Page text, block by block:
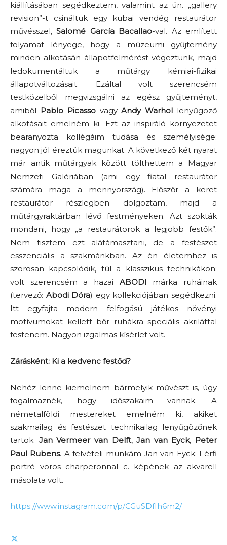
kiállításában segédkeztem, valamint az ún. „gallery
revision”-t csináltuk egy kubai vendég restaurátor
művésszel,Salomé García Bacallao-val. Az említett
folyamat lényege, hogy a múzeumi gyűjtemény
minden alkotásán állapotfelmérést végeztünk, majd
ledokumentáltuk a műtárgy kémiai-fizikai
állapotváltozásait. Ezáltal volt szerencsém
testközelből megvizsgálni az egész gyűjteményt,
amiből Pablo PicassovagyAndy Warhol lenyűgöző
alkotásait emelném ki. Ezt az inspiráló környezetet
bearanyozta kollégáim tudása és személyisége:
nagyon jól éreztük magunkat. A következő két nyarat
már antik műtárgyak között tölthettem a Magyar
Nemzeti Galériában (ami egy fiatal restaurátor
számára maga a mennyország). Előszőr a keret
restaurátor részlegben dolgoztam, majd a
műtárgyraktárban lévő festményeken. Azt szokták
mondani, hogy „a restaurátorok a legjobb festők”.
Nem tisztem ezt alátámasztani, de a festészet
esszenciális a szakmánkban. Az én életemhez is
szorosan kapcsolódik, túl a klasszikus technikákon:
volt szerencsém a hazai ABODI márka ruháinak
(tervező: Abodi Dóra) egy kollekciójában segédkezni.
Itt egyfajta modern felfogású játékos növényi
motívumokat kellett bőr ruhákra speciális akriláttal
festenem. Nagyon izgalmas kísérlet volt.
Zárásként: Ki a kedvenc festőd?
Nehéz lenne kiemelnem bármelyik művészt is, úgy
fogalmaznék, hogy időszakaim vannak. A
németalföldi mestereket emelném ki, akiket
szakmailag és festészet technikailag lenyűgözőnek
tartok. Jan Vermeer van Delft,Jan van Eyck, Peter
Paul Rubens. A felvételi munkám Jan van Eyck: Férfi
portré vörös charperonnal c. képének az akvarell
másolata volt.
https://www.instagram.com/p/CGuSDfIh6m2/